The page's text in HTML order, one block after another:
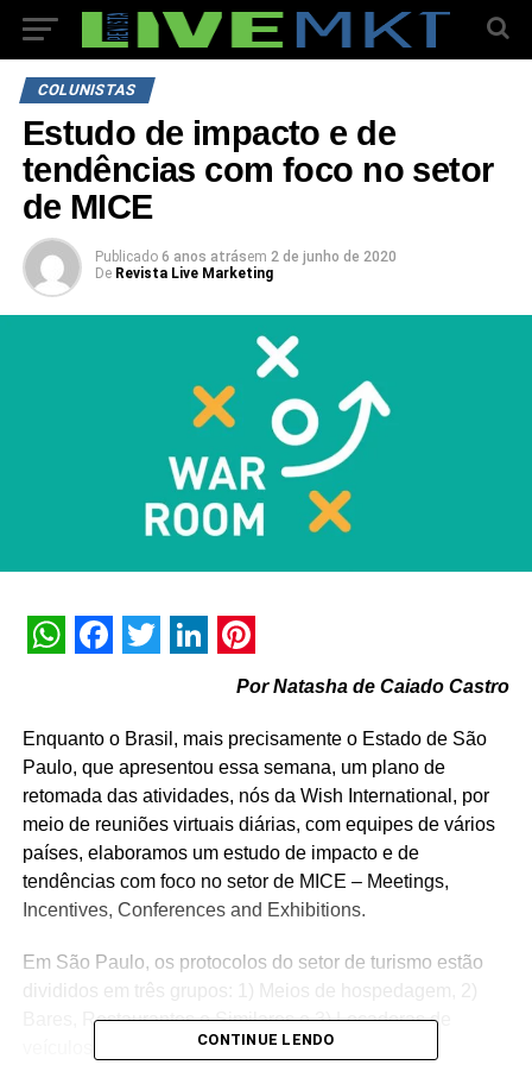
COLUNISTAS
Estudo de impacto e de
tendências com foco no setor
de MICE
Publicado 6 anos atrásem 2 de junho de 2020
De Revista Live Marketing
TwitterLinkedIn
Pinterest
Por Natasha de Caiado Castro
Enquanto o Brasil, mais precisamente o Estado de São
Paulo, que apresentou essa semana, um plano de
retomada das atividades, nós da Wish International, por
meio de reuniões virtuais diárias, com equipes de vários
países, elaboramos um estudo de impacto e de
tendências com foco no setor de MICE – Meetings,
Incentives, Conferences and Exhibitions.
Em São Paulo, os protocolos do setor de turismo estão
divididos em três grupos: 1) Meios de hospedagem, 2)
Bares, Restaurantes e Similares e 3) Locadoras de
veículos, operadoras, agências de viagens e de
CONTINUE LENDO